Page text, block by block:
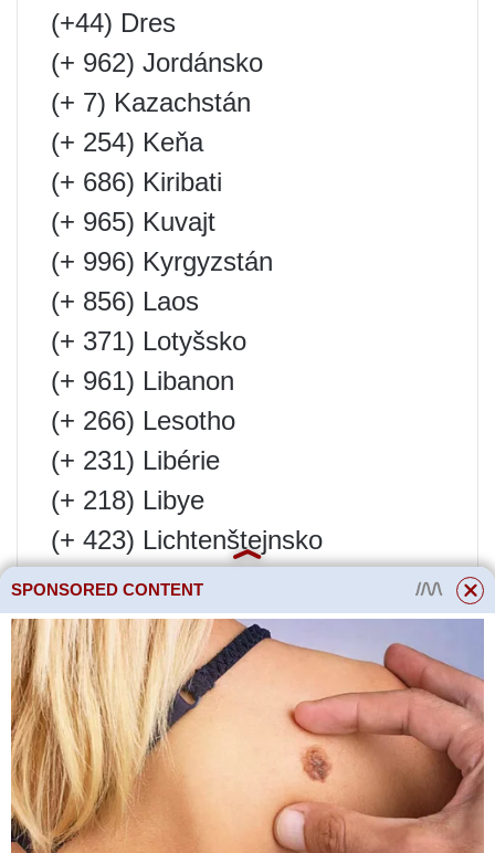
(+44) Dres
(+ 962) Jordánsko
(+ 7) Kazachstán
(+ 254) Keňa
(+ 686) Kiribati
(+ 965) Kuvajt
(+ 996) Kyrgyzstán
(+ 856) Laos
(+ 371) Lotyšsko
(+ 961) Libanon
(+ 266) Lesotho
(+ 231) Libérie
(+ 218) Libye
(+ 423) Lichtenštejnsko
(+ 370) Litva
(+ 352) Lucembursko
(+ 853) Macao
(+ 389) Makedonie
(+ 261) Madagaskar
(+ 265) Malawi
(+ 60) Malajsie
SPONSORED CONTENT